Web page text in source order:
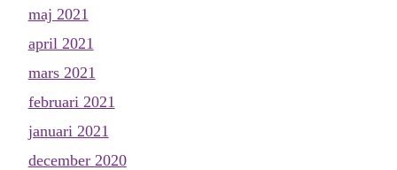
maj 2021
april 2021
mars 2021
februari 2021
januari 2021
december 2020